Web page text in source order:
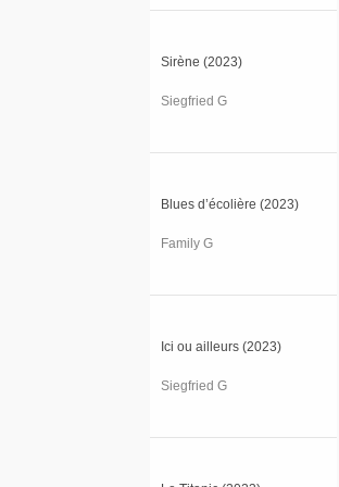
Sirène (2023)
Siegfried G
Blues d’écolière (2023)
Family G
Ici ou ailleurs (2023)
Siegfried G